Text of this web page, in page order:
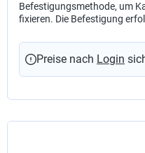
Befestigungsmethode, um
fixieren. Die Befestigung
Preise nach Login